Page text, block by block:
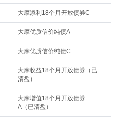
大摩添利18个月开放债券C
大摩优质信价纯债A
大摩优质信价纯债C
大摩收益18个月开放债券（已
清盘）
大摩增值18个月开放债券
A（已清盘）